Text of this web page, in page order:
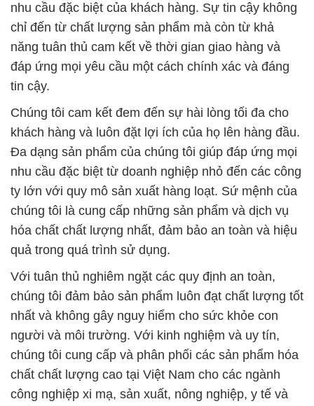
nhu cầu đặc biệt của khách hàng. Sự tin cậy không
chỉ đến từ chất lượng sản phẩm mà còn từ khả
năng tuân thủ cam kết về thời gian giao hàng và
đáp ứng mọi yêu cầu một cách chính xác và đáng
tin cậy.
Chúng tôi cam kết đem đến sự hài lòng tối đa cho
khách hàng và luôn đặt lợi ích của họ lên hàng đầu.
Đa dạng sản phẩm của chúng tôi giúp đáp ứng mọi
nhu cầu đặc biệt từ doanh nghiệp nhỏ đến các công
ty lớn với quy mô sản xuất hàng loạt. Sứ mệnh của
chúng tôi là cung cấp những sản phẩm và dịch vụ
hóa chất chất lượng nhất, đảm bảo an toàn và hiệu
quả trong quá trình sử dụng.
Với tuân thủ nghiêm ngặt các quy định an toàn,
chúng tôi đảm bảo sản phẩm luôn đạt chất lượng tốt
nhất và không gây nguy hiểm cho sức khỏe con
người và môi trường. Với kinh nghiệm và uy tín,
chúng tôi cung cấp và phân phối các sản phẩm hóa
chất chất lượng cao tại Việt Nam cho các ngành
công nghiệp xi mạ, sản xuất, nông nghiệp, y tế và